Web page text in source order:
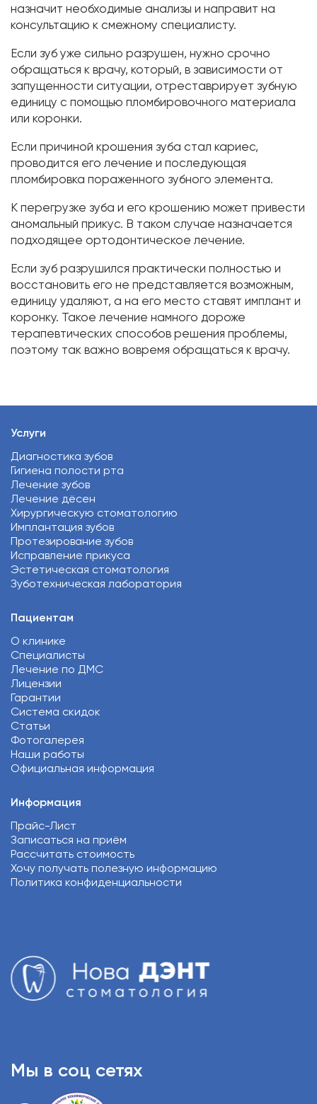
назначит необходимые анализы и направит на
консультацию к смежному специалисту.
Если зуб уже сильно разрушен, нужно срочно
обращаться к врачу, который, в зависимости от
запущенности ситуации, отреставрирует зубную
единицу с помощью пломбировочного материала
или коронки.
Если причиной крошения зуба стал кариес,
проводится его лечение и последующая
пломбировка пораженного зубного элемента.
К перегрузке зуба и его крошению может привести
аномальный прикус. В таком случае назначается
подходящее ортодонтическое лечение.
Если зуб разрушился практически полностью и
восстановить его не представляется возможным,
единицу удаляют, а на его место ставят имплант и
коронку. Такое лечение намного дороже
терапевтических способов решения проблемы,
поэтому так важно вовремя обращаться к врачу.
Услуги
Диагностика зубов
Гигиена полости рта
Лечение зубов
Лечение дёсен
Хирургическую стоматологию
Имплантация зубов
Протезирование зубов
Исправление прикуса
Эстетическая стоматология
Зуботехническая лаборатория
Пациентам
О клинике
Специалисты
Лечение по ДМС
Лицензии
Гарантии
Система скидок
Статьи
Фотогалерея
Наши работы
Официальная информация
Информация
Прайс-Лист
Записаться на приём
Рассчитать стоимость
Хочу получать полезную информацию
Политика конфиденциальности
Мы в соц сетях